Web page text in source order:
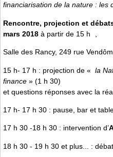
financiarisation de la nature : les
Rencontre, projection et
mars 2018 à partir de 15 h ,
Salle des Rancy, 249 rue
15 h- 17 h : projection de « la
finance » (1 h 30)
et questions réponses avec la
17 h- 17 h 30 : pause, bar et
17 h 30 -18 h 30 : intervention d’
18 h 30 - 19 h 30 et plus... :